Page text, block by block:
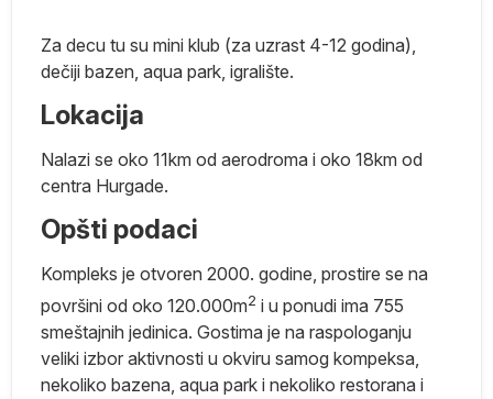
Za decu tu su mini klub (za uzrast 4-12 godina),
dečiji bazen, aqua park, igralište.
Lokacija
Nalazi se oko 11km od aerodroma i oko 18km od
centra Hurgade.
Opšti podaci
Kompleks je otvoren 2000. godine, prostire se na
površini od oko 120.000m2 i u ponudi ima 755
smeštajnih jedinica. Gostima je na raspologanju
veliki izbor aktivnosti u okviru samog kompeksa,
nekoliko bazena, aqua park i nekoliko restorana i